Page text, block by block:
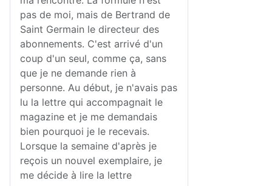
pas de moi, mais de Bertrand de
Saint Germain le directeur des
abonnements. C'est arrivé d'un
coup d'un seul, comme ça, sans
que je ne demande rien à
personne. Au début, je n'avais pas
lu la lettre qui accompagnait le
magazine et je me demandais
bien pourquoi je le recevais.
Lorsque la semaine d'après je
reçois un nouvel exemplaire, je
me décide à lire la lettre